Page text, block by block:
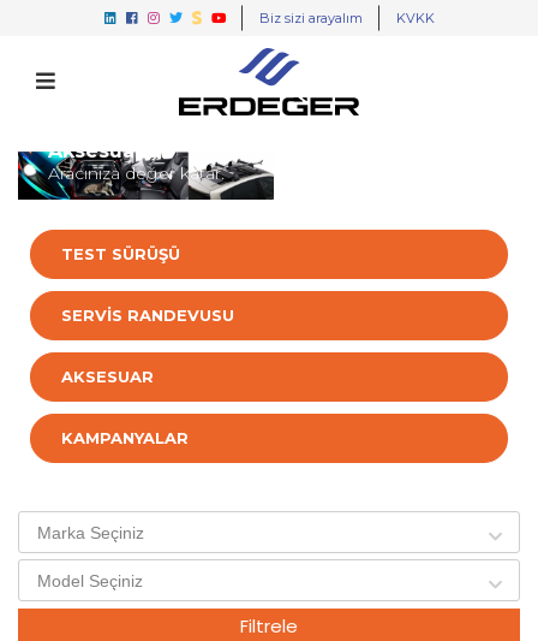
Biz sizi arayalım KVKK
Aksesuarlar
Aracınıza değer katar.
TEST SÜRÜŞÜ
SERVİS RANDEVUSU
AKSESUAR
KAMPANYALAR
Filtrele